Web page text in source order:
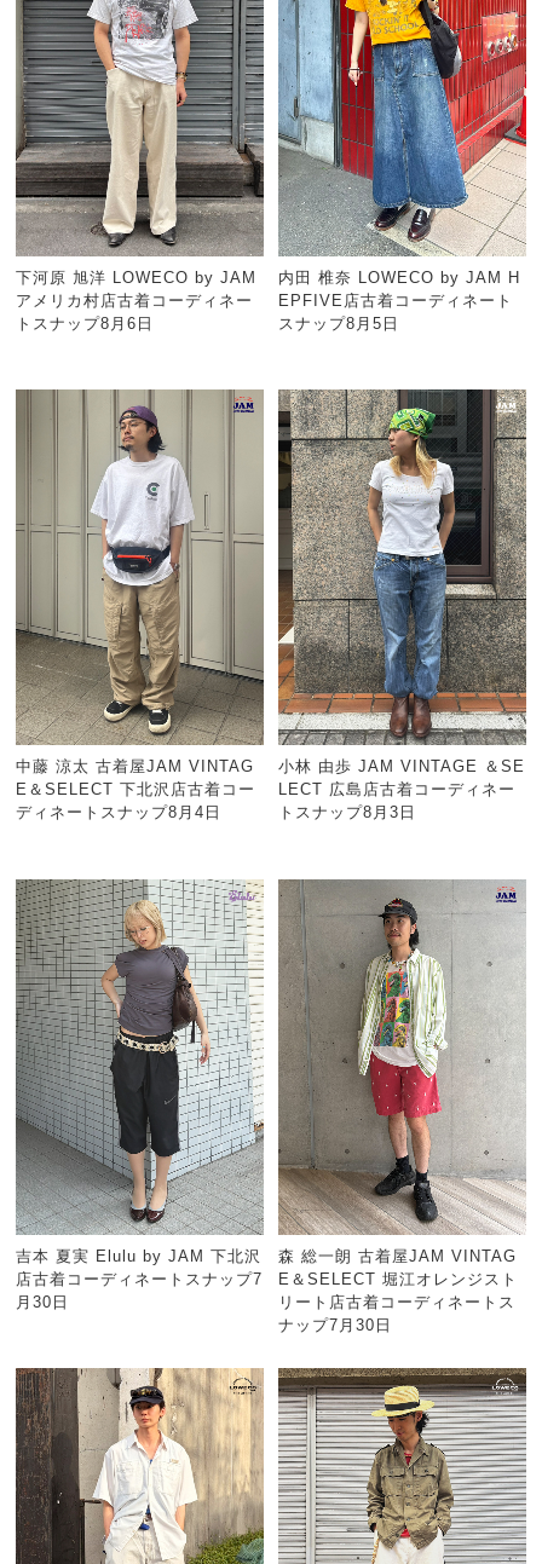
下河原 旭洋 LOWECO by JAM
アメリカ村店古着コーディネー
トスナップ8月6日
内田 椎奈 LOWECO by JAM H
EPFIVE店古着コーディネート
スナップ8月5日
中藤 涼太 古着屋JAM VINTAG
E＆SELECT 下北沢店古着コー
ディネートスナップ8月4日
小林 由歩 JAM VINTAGE ＆SE
LECT 広島店古着コーディネー
トスナップ8月3日
吉本 夏実 Elulu by JAM 下北沢
店古着コーディネートスナップ7
月30日
森 総一朗 古着屋JAM VINTAG
E＆SELECT 堀江オレンジスト
リート店古着コーディネートス
ナップ7月30日